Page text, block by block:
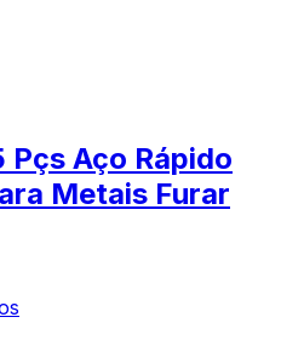
Pçs Aço Rápido
Metais Furar